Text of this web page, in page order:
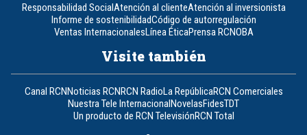
Responsabilidad SocialAtención al clienteAtención al inversionista
Informe de sostenibilidadCódigo de autorregulación
Ventas InternacionalesLínea ÉticaPrensa RCNOBA
Visite también
Canal RCNNoticias RCNRCN RadioLa RepúblicaRCN Comerciales
Nuestra Tele InternacionalNovelasFidesTDT
Un producto de RCN TelevisiónRCN Total